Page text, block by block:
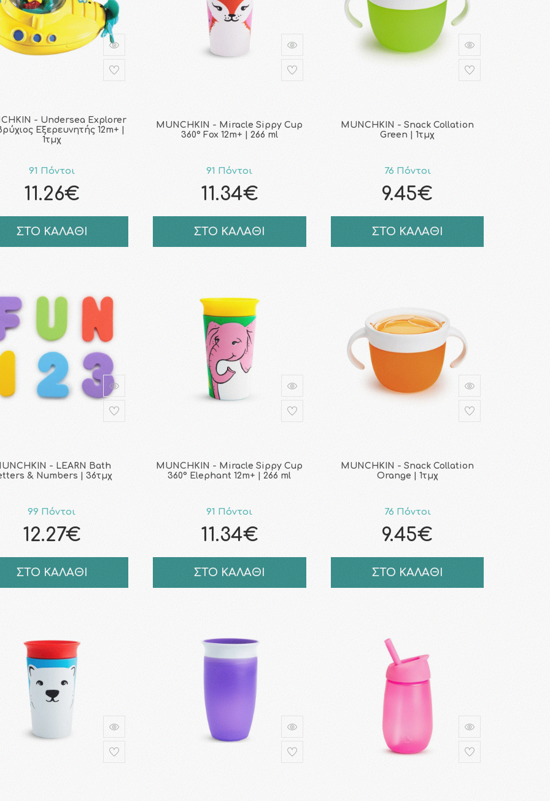
- Undersea Explorer
Εξερευνητής 12m+ |
1τμχ
91 Πόντοι
11.26€
ΣΤΟ ΚΑΛΑΘΙ
MUNCHKIN - Miracle Sippy Cup
360° Fox 12m+ | 266 ml
91 Πόντοι
11.34€
ΣΤΟ ΚΑΛΑΘΙ
MUNCHKIN - Snack Collation
Green | 1τμχ
76 Πόντοι
9.45€
ΣΤΟ ΚΑΛΑΘΙ
- LEARN Bath
& Numbers | 36τμχ
99 Πόντοι
12.27€
ΣΤΟ ΚΑΛΑΘΙ
MUNCHKIN - Miracle Sippy Cup
360° Elephant 12m+ | 266 ml
91 Πόντοι
11.34€
ΣΤΟ ΚΑΛΑΘΙ
MUNCHKIN - Snack Collation
Orange | 1τμχ
76 Πόντοι
9.45€
ΣΤΟ ΚΑΛΑΘΙ